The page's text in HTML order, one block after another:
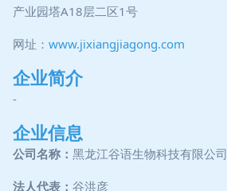
产业园塔A18层二区1号
网址： www.jixiangjiagong.com
企业简介
-
企业信息
公司名称： 黑龙江谷语生物科技有限公司
法人代表： 谷洪彦